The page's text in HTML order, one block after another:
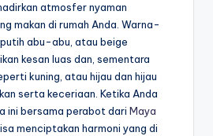
atmosfer nyaman
makan di rumah Anda. Warna-
abu-abu, atau beige
kesan luas dan, sementara
kuning, atau hijau dan hijau
serta keceriaan. Ketika Anda
ini bersama perabot dari Maya
menciptakan harmoni yang di